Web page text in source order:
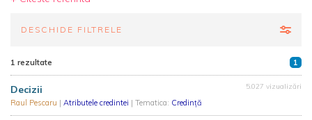
DESCHIDE FILTRELE
1 rezultate 1
Decizii
Raul Pescaru | Atributele credintei | Tematica: Credință
5.027 vizualizări